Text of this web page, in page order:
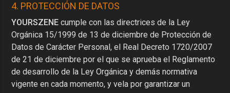
4. PROTECCIÓN DE DATOS
YOURSZENE cumple con las directrices de la Ley
Orgánica 15/1999 de 13 de diciembre de Protección de
Datos de Carácter Personal, el Real Decreto 1720/2007
de 21 de diciembre por el que se aprueba el Reglamento
de desarrollo de la Ley Orgánica y demás normativa
vigente en cada momento, y vela por garantizar un